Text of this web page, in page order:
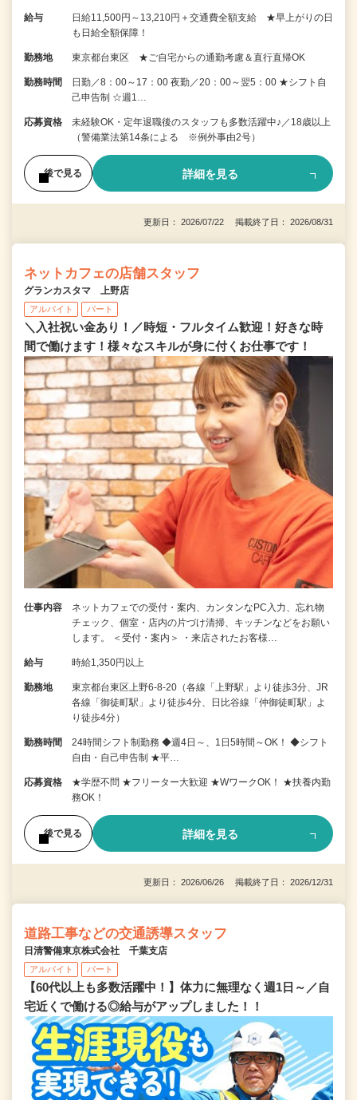
給与
日給11,500円～13,210円＋交通費全額支給 ★早上がりの日
も日給全額保障！
勤務地 東京都台東区 ★ご自宅からの通勤考慮＆直行直帰OK
勤務時間
日勤／8：00～17：00 夜勤／20：00～翌5：00 ★シフト自
己申告制 ☆週1…
応募資格
未経験OK・定年退職後のスタッフも多数活躍中♪／18歳以上
（警備業法第14条による ※例外事由2号）
後で見る 詳細を見る
更新日： 2026/07/22 掲載終了日： 2026/08/31
ネットカフェの店舗スタッフ
グランカスタマ 上野店
アルバイト パート
＼入社祝い金あり！／時短・フルタイム歓迎！好きな時
間で働けます！様々なスキルが身に付くお仕事です！
仕事内容
ネットカフェでの受付・案内、カンタンなPC入力、忘れ物
チェック、個室・店内の片づけ清掃、キッチンなどをお願い
します。 ＜受付・案内＞ ・来店されたお客様…
給与 時給1,350円以上
勤務地
東京都台東区上野6-8-20（各線「上野駅」より徒歩3分、JR
各線「御徒町駅」より徒歩4分、日比谷線「仲御徒町駅」よ
り徒歩4分）
勤務時間
24時間シフト制勤務 ◆週4日～、1日5時間～OK！ ◆シフト
自由・自己申告制 ★平…
応募資格
★学歴不問 ★フリーター大歓迎 ★WワークOK！ ★扶養内勤
務OK！
後で見る 詳細を見る
更新日： 2026/06/26 掲載終了日： 2026/12/31
道路工事などの交通誘導スタッフ
日清警備東京株式会社 千葉支店
アルバイト パート
【60代以上も多数活躍中！】体力に無理なく週1日～／自
宅近くで働ける◎給与がアップしました！！